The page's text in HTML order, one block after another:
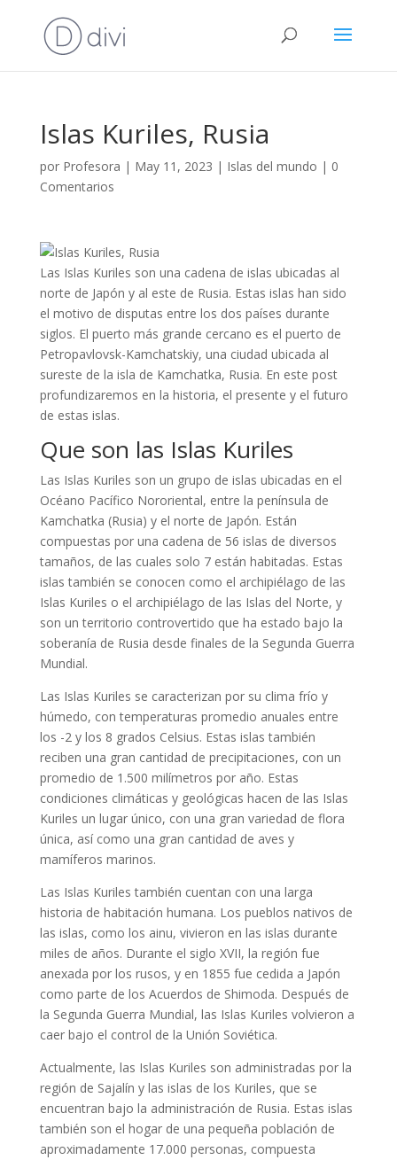
Islas Kuriles, Rusia
por Profesora | May 11, 2023 | Islas del mundo | 0
Comentarios
Las Islas Kuriles son una cadena de islas ubicadas al
norte de Japón y al este de Rusia. Estas islas han sido
el motivo de disputas entre los dos países durante
siglos. El puerto más grande cercano es el puerto de
Petropavlovsk-Kamchatskiy, una ciudad ubicada al
sureste de la isla de Kamchatka, Rusia. En este post
profundizaremos en la historia, el presente y el futuro
de estas islas.
Que son las Islas Kuriles
Las Islas Kuriles son un grupo de islas ubicadas en el
Océano Pacífico Nororiental, entre la península de
Kamchatka (Rusia) y el norte de Japón. Están
compuestas por una cadena de 56 islas de diversos
tamaños, de las cuales solo 7 están habitadas. Estas
islas también se conocen como el archipiélago de las
Islas Kuriles o el archipiélago de las Islas del Norte, y
son un territorio controvertido que ha estado bajo la
soberanía de Rusia desde finales de la Segunda Guerra
Mundial.
Las Islas Kuriles se caracterizan por su clima frío y
húmedo, con temperaturas promedio anuales entre
los -2 y los 8 grados Celsius. Estas islas también
reciben una gran cantidad de precipitaciones, con un
promedio de 1.500 milímetros por año. Estas
condiciones climáticas y geológicas hacen de las Islas
Kuriles un lugar único, con una gran variedad de flora
única, así como una gran cantidad de aves y
mamíferos marinos.
Las Islas Kuriles también cuentan con una larga
historia de habitación humana. Los pueblos nativos de
las islas, como los ainu, vivieron en las islas durante
miles de años. Durante el siglo XVII, la región fue
anexada por los rusos, y en 1855 fue cedida a Japón
como parte de los Acuerdos de Shimoda. Después de
la Segunda Guerra Mundial, las Islas Kuriles volvieron a
caer bajo el control de la Unión Soviética.
Actualmente, las Islas Kuriles son administradas por la
región de Sajalín y las islas de los Kuriles, que se
encuentran bajo la administración de Rusia. Estas islas
también son el hogar de una pequeña población de
aproximadamente 17.000 personas, compuesta